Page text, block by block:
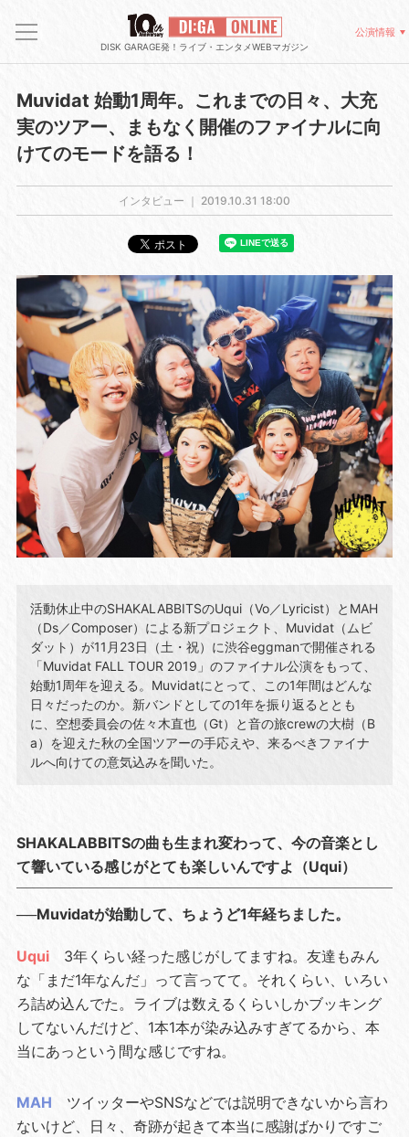
DISK GARAGE発！ライブ・エンタメWEBマガジン
公演情報
Muvidat 始動1周年。これまでの日々、大充
実のツアー、まもなく開催のファイナルに向
けてのモードを語る！
インタビュー ｜ 2019.10.31 18:00
活動休止中のSHAKALABBITSのUqui（Vo／Lyricist）とMAH
（Ds／Composer）による新プロジェクト、Muvidat（ムビ
ダット）が11月23日（土・祝）に渋谷eggmanで開催される
「Muvidat FALL TOUR 2019」のファイナル公演をもって、
始動1周年を迎える。Muvidatにとって、この1年間はどんな
日々だったのか。新バンドとしての1年を振り返るととも
に、空想委員会の佐々木直也（Gt）と音の旅crewの大樹（B
a）を迎えた秋の全国ツアーの手応えや、来るべきファイナ
ルへ向けての意気込みを聞いた。
SHAKALABBITSの曲も生まれ変わって、今の音楽とし
て響いている感じがとても楽しいんですよ（Uqui）
──Muvidatが始動して、ちょうど1年経ちました。
Uqui
3年くらい経った感じがしてますね。友達もみん
な「まだ1年なんだ」って言ってて。それくらい、いろい
ろ詰め込んでた。ライブは数えるくらいしかブッキング
してないんだけど、1本1本が染み込みすぎてるから、本
当にあっという間な感じですね。
MAH
ツイッターやSNSなどでは説明できないから言わ
ないけど、日々、奇跡が起きて本当に感謝ばかりですご